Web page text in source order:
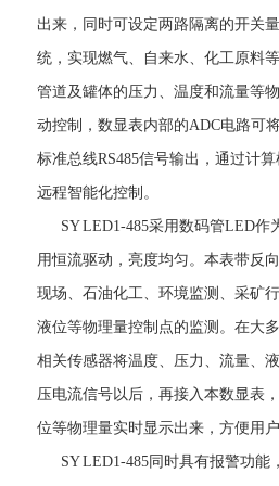
出来，同时可设定两路隔离的开关
统，实现燃气、自来水、化工原料
管道及罐体的压力、温度和流量等
动控制，数显表内部的ADC电路可
标准总线RS485信号输出，通过计
远程智能化控制。
SY LED1-485采用数码管LED
用恒流驱动，亮度均匀。本表带反
现场、石油化工、环境监测、采矿
液位等物理量控制点的监测。在大
相关传感器将温度、压力、流量、
压电流信号以后，再接入本数显表
位等物理量实时显示出来，方便用
SY LED1-485同时具有报警功